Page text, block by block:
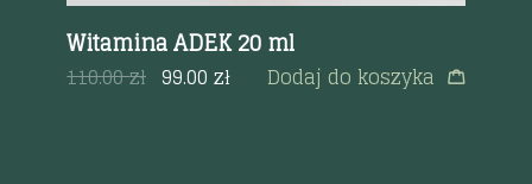
Witamina ADEK 20 ml
110.00zł 99.00zł Dodaj do koszyka